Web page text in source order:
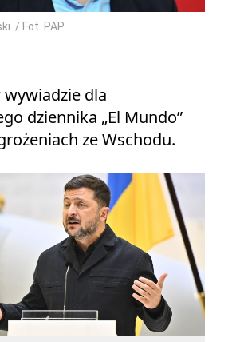
/ Fot. PAP
wywiadzie dla
dziennika „El Mundo”
ze Wschodu.